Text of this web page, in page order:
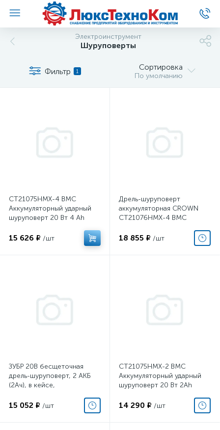
Электроинструмент
Шуруповерты
Фильтр 1 Сортировка
По умолчанию
CT21075HMX-4 BMC
Аккумуляторный ударный
шуруповерт 20 Вт 4 Ah
15 626 ₽ /шт
Дрель-шуруповерт
аккумуляторная CROWN
CT21076HMX-4 BMC
18 855 ₽ /шт
ЗУБР 20В бесщеточная
дрель-шуруповерт, 2 АКБ
(2Ач), в кейсе,
15 052 ₽ /шт
CT21075HMX-2 BMC
Аккумуляторный ударный
шуруповерт 20 Вт 2Ah
14 290 ₽ /шт